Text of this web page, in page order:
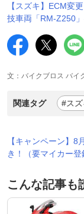
【スズキ】ECM変
技車両「RM-Z250
文：バイクブロス バイ
関連タグ #スズ
【キャンペーン】8
き！（要マイカー登
こんな記事も